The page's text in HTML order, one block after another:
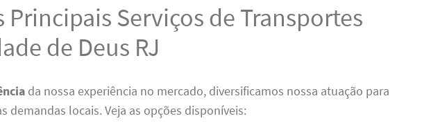
Principais Serviços de Transportes
de Deus RJ
da nossa experiência no mercado, diversificamos nossa atuação para
demandas locais. Veja as opções disponíveis: